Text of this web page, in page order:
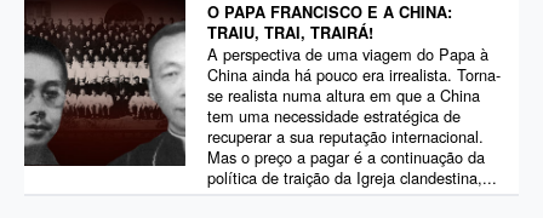
O PAPA FRANCISCO E A CHINA:
TRAIU, TRAI, TRAIRÁ!
A perspectiva de uma viagem do Papa à
China ainda há pouco era irrealista. Torna-
se realista numa altura em que a China
tem uma necessidade estratégica de
recuperar a sua reputação internacional.
Mas o preço a pagar é a continuação da
política de traição da Igreja clandestina,...